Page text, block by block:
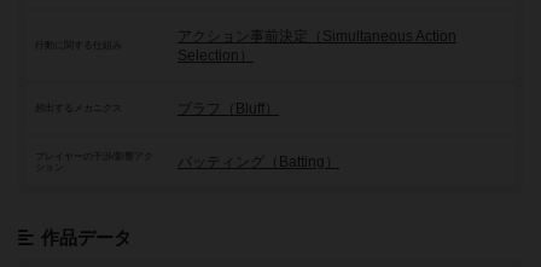
行動に関する仕組み
アクション事前決定（Simultaneous Action
Selection）
頻出するメカニクス ブラフ（Bluff）
プレイヤーの干渉/影響アク
バッティング（Batting）
作品データ